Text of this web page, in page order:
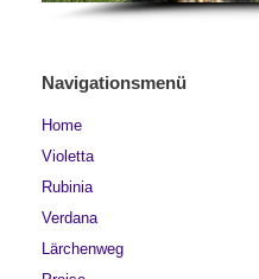
Navigationsmenü
Home
Violetta
Rubinia
Verdana
Lärchenweg